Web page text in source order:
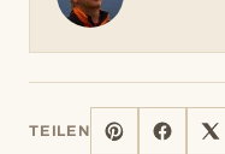
TEILEN
PINTERESTFACEBOOK